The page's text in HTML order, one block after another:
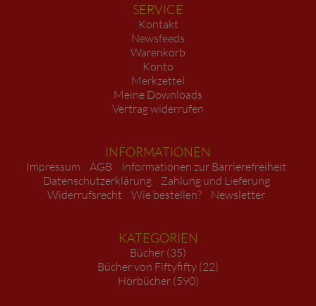
SERVICE
Kontakt
Newsfeeds
Warenkorb
Konto
Merkzettel
Meine Downloads
Vertrag widerrufen
INFORMATIONEN
Impressum AGB
Informationen zur Barrierefreiheit
Datenschutzerklärung
Zahlung und Lieferung
Widerrufsrecht
Wie bestellen? Newsletter
KATEGORIEN
Bücher (35)
Bücher von Fiftyfifty (22)
Hörbücher (590)